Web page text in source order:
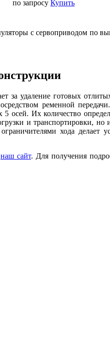
по запросу Купить
с сервоприводом по
за удаление готовых
ременной
5 осей. Их количество
и транспортировки,
хода делает
наш сайт. Для получения